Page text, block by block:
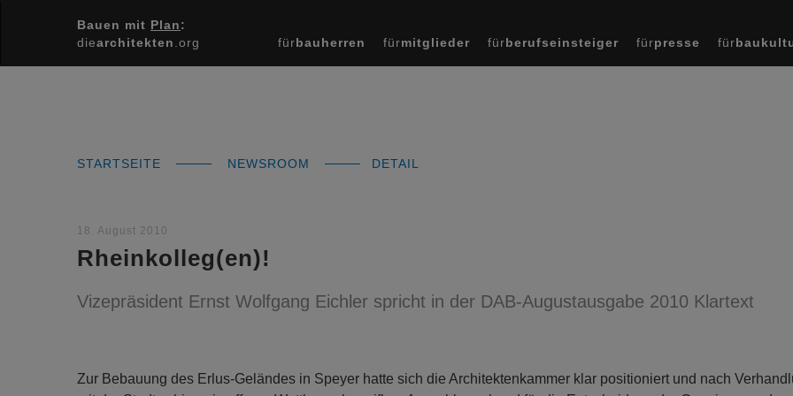
Bauen mit Plan:
diearchitekten .org fürbauherren fürmitglieder fürberufseinsteiger fürpresse für
STARTSEITE NEWSROOM DETAIL
18. August 2010
Rheinkolleg(en)!
Vizepräsident Ernst Wolfgang Eichler spricht in der DAB-Augustausgabe 2010 Klartext
Zur Bebauung des Erlus-Geländes in Speyer hatte sich die Architektenkammer klar positioniert und nach